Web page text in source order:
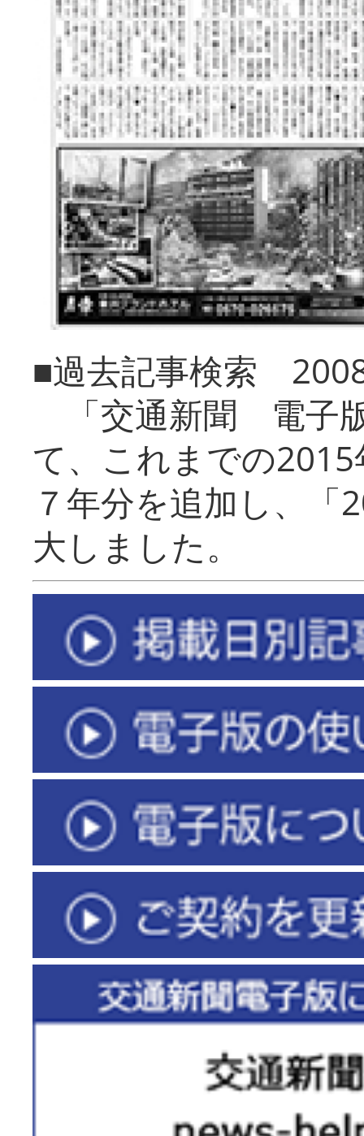
■過去記事検索
「交通新聞 電子
て、これまでの
７年分を追加し、「
大しまし